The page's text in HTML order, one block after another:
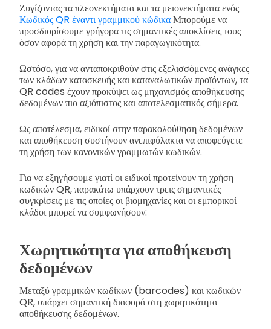
Ζυγίζοντας τα πλεονεκτήματα και τα μειονεκτήματα ενός
Κωδικός QR έναντι γραμμικού κώδικαΜπορούμε να
προσδιορίσουμε γρήγορα τις σημαντικές αποκλίσεις τους
όσον αφορά τη χρήση και την παραγωγικότητα.
Ωστόσο, για να ανταποκριθούν στις εξελισσόμενες ανάγκες
των κλάδων κατασκευής και καταναλωτικών προϊόντων, τα
QR codes έχουν προκύψει ως μηχανισμός αποθήκευσης
δεδομένων πιο αξιόπιστος και αποτελεσματικός σήμερα.
Ως αποτέλεσμα, ειδικοί στην παρακολούθηση δεδομένων
και αποθήκευση συστήνουν ανεπιφύλακτα να αποφεύγετε
τη χρήση των κανονικών γραμμωτών κωδικών.
Για να εξηγήσουμε γιατί οι ειδικοί προτείνουν τη χρήση
κωδικών QR, παρακάτω υπάρχουν τρεις σημαντικές
συγκρίσεις με τις οποίες οι βιομηχανίες και οι εμπορικοί
κλάδοι μπορεί να συμφωνήσουν:
Χωρητικότητα για αποθήκευση
δεδομένων
Μεταξύ γραμμικών κωδίκων (barcodes) και κωδικών
QR, υπάρχει σημαντική διαφορά στη χωρητικότητα
αποθήκευσης δεδομένων.